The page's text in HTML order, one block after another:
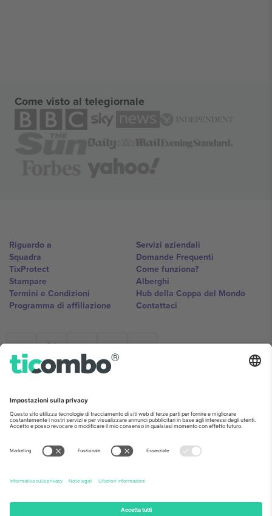
Come visto al telegiornale
Riguardo a
Squadra
TixProtect
Stampare
Termini e Condizioni
Programma di affiliazione
Servizi aziendali
Domande Frequenti
Come funziona?
Alberghi
Hub della Coppa del Mondo
Contattaci
Ticombo Italia
Mimi Balkanska 132, 1540, Sofia,
base alla località, all'evento e/o al dominio. Per i dettagli controlla la
pagina specifica dell'evento, l'impronta e i termini.,